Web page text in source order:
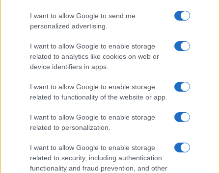
I want to allow Google to send me
personalized advertising.
I want to allow Google to enable storage
related to analytics like cookies on web or
device identifiers in apps.
I want to allow Google to enable storage
related to functionality of the website or app.
I want to allow Google to enable storage
related to personalization.
I want to allow Google to enable storage
related to security, including authentication
functionality and fraud prevention, and other
A ?tévútra került? nő története
Giuseppe Verdi 1852-ben feleségével együtt tekintette
meg az ifj. Alexandre Dumas regényéből, A kaméliás
hölgyből készített színházi változat premierjét, és még
ugyanazon az évben operát komponált a témára. Dumas
megható és szenvedélyekben gazdag történetének
múzsája egy létező személy, a rövid életű, de a francia
főváros legfényűzőbb kurtizánjának számító Marie Duplessis